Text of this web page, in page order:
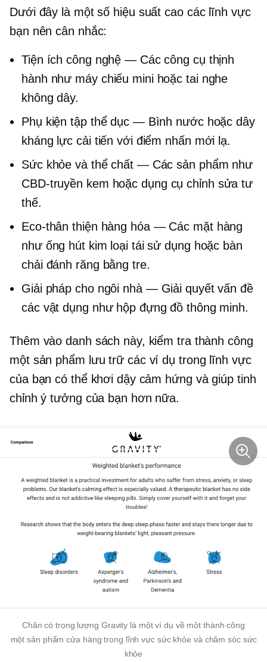
Dưới đây là một số hiệu suất caocác lĩnh vực
bạn nên cân nhắc:
Tiện ích công nghệ — Các công cụ thịnh
hành như máy chiếu mini hoặc tai nghe
không dây.
Phụ kiện tập thể dục — Bình nước hoặc dây
kháng lực cải tiến với điểm nhấn mới lạ.
Sức khỏe và thể chất — Các sản phẩm như
CBD-truyền kem hoặc dụng cụ chỉnh sửa tư
thế.
Eco-thân thiện hàng hóa — Các mặt hàng
như ống hút kim loại tái sử dụng hoặc bàn
chải đánh răng bằng tre.
Giải pháp cho ngôi nhà — Giải quyết vấn đề
các vật dụng như hộp đựng đồ thông minh.
Thêm vào danh sách này, kiểm tra thành công
một sản phẩm lưu trữ các ví dụ trong lĩnh vực
của bạn có thể khơi dậy cảm hứng và giúp tinh
chỉnh ý tưởng của bạn hơn nữa.
Chăn có trọng lượng Gravity là một ví dụ về một thành công
một sản phẩm cửa hàng trong lĩnh vực sức khỏe và chăm sóc sức
khỏe